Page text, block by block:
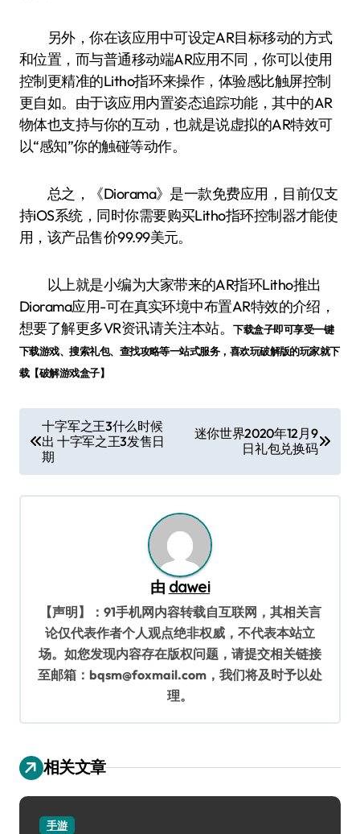
另外，你在该应用中可设定AR目标移动的方式
和位置，而与普通移动端AR应用不同，你可以使用
控制更精准的Litho指环来操作，体验感比触屏控制
更自如。由于该应用内置姿态追踪功能，其中的AR
物体也支持与你的互动，也就是说虚拟的AR特效可
以“感知”你的触碰等动作。
总之，《Diorama》是一款免费应用，目前仅支
持iOS系统，同时你需要购买Litho指环控制器才能使
用，该产品售价99.99美元。
以上就是小编为大家带来的AR指环Litho推出
Diorama应用-可在真实环境中布置AR特效的介绍，
想要了解更多VR资讯请关注本站。下载盒子即可享受一键
下载游戏、搜索礼包、查找攻略等一站式服务，喜欢玩破解版的玩家就下
载【破解游戏盒子】
章
导
航
十字军之王3什么时候
出 十字军之王3发售日
期
迷你世界2020年12月9
日礼包兑换码
由 dawei
【声明】：91手机网内容转载自互联网，其相关言
论仅代表作者个人观点绝非权威，不代表本站立
场。如您发现内容存在版权问题，请提交相关链接
至邮箱：bqsm@foxmail.com，我们将及时予以处
理。
相关文章
手游